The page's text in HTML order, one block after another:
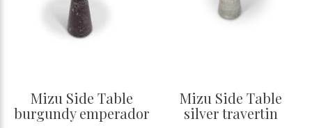
Mizu Side Table
burgundy emperador
Mizu Side Table
silver travertin